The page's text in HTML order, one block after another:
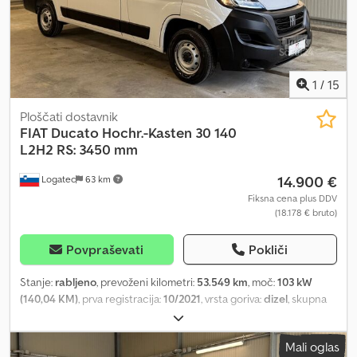
1 / 15
Logatec 63 km
Ploščati dostavnik
FIAT Ducato Hochr.-Kasten 30 140
L2H2 RS: 3450 mm
14.900 €
Fiksna cena plus DDV
(18.178 € bruto)
Povpraševati Pokliči
Stanje: rabljeno, prevoženi kilometri: 53.549 km, moč:103 kW
(140,04 KM), prva registracija:10/2021, vrsta goriva:dizel, skupna
, vrsta prenosa:
razred:Euro 6, število sedežev:3, prostornina tovornega prostora:
11 m³
, dolžina tovornega prostora:3.100 mm, širina tovornegaMali oglas